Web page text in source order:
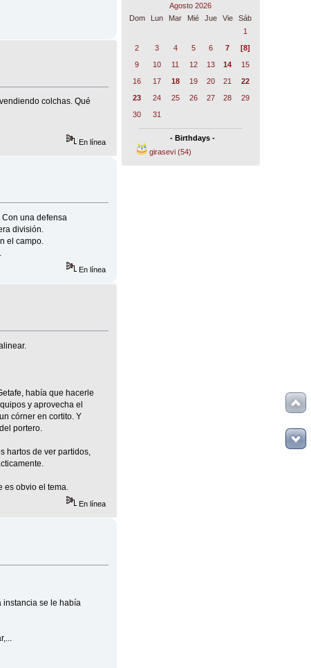
colchas. Qué
En línea
una defensa
división.
el campo.
En línea
había que hacerle
y aprovecha el
córner en cortito. Y
portero.
hartos de ver partidos,
obvio el tema.
En línea
instancia se le había
Agosto 2026
Dom
Lun Mar Mié Jue Vie
Sáb
1
2
3 4 5 6 7
[8]
9
10 11 12 13 14
15
16
17 18 19 20 21
22
23
24 25 26 27 28
29
30
31
- Birthdays -
girasevi (54)